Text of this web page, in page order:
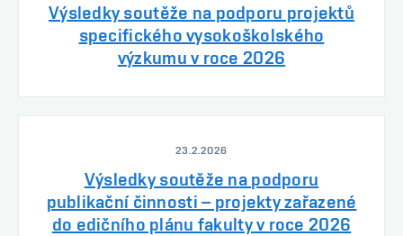
Výsledky soutěže na podporu projektů
specifického vysokoškolského
výzkumu v roce 2026
23.2.2026
Výsledky soutěže na podporu
publikační činnosti – projekty zařazené
do edičního plánu fakulty v roce 2026